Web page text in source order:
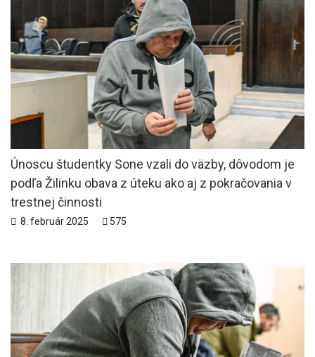
Únoscu študentky Sone vzali do väzby, dôvodom je
podľa Žilinku obava z úteku ako aj z pokračovania v
trestnej činnosti
8. február 2025 575